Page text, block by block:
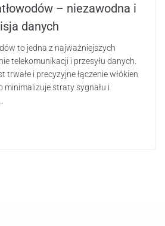
– niezawodna i
danych
to jedna z najważniejszych
telekomunikacji i przesyłu danych.
trwałe i precyzyjne łączenie włókien
minimalizuje straty sygnału i